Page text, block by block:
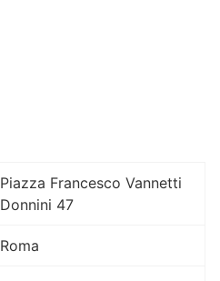
Piazza Francesco Vannetti
Donnini 47
Roma